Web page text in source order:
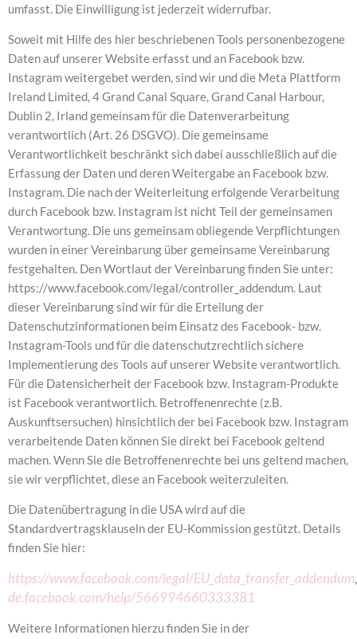
umfasst. Die Einwilligung ist jederzeit widerrufbar.
Soweit mit Hilfe des hier beschriebenen Tools personenbezogene
Daten auf unserer Website erfasst und an Facebook bzw.
Instagram weitergebet werden, sind wir und die Meta Plattform
Ireland Limited, 4 Grand Canal Square, Grand Canal Harbour,
Dublin 2, Irland gemeinsam für die Datenverarbeitung
verantwortlich (Art. 26 DSGVO). Die gemeinsame
Verantwortlichkeit beschränkt sich dabei ausschließlich auf die
Erfassung der Daten und deren Weitergabe an Facebook bzw.
Instagram. Die nach der Weiterleitung erfolgende Verarbeitung
durch Facebook bzw. Instagram ist nicht Teil der gemeinsamen
Verantwortung. Die uns gemeinsam obliegende Verpflichtungen
wurden in einer Vereinbarung über gemeinsame Vereinbarung
festgehalten. Den Wortlaut der Vereinbarung finden Sie unter:
https://www.facebook.com/legal/controller_addendum. Laut
dieser Vereinbarung sind wir für die Erteilung der
Datenschutzinformationen beim Einsatz des Facebook- bzw.
Instagram-Tools und für die datenschutzrechtlich sichere
Implementierung des Tools auf unserer Website verantwortlich.
Für die Datensicherheit der Facebook bzw. Instagram-Produkte
ist Facebook verantwortlich. Betroffenenrechte (z.B.
Auskunftsersuchen) hinsichtlich der bei Facebook bzw. Instagram
verarbeitende Daten können Sie direkt bei Facebook geltend
machen. Wenn Sie die Betroffenenrechte bei uns geltend machen,
sie wir verpflichtet, diese an Facebook weiterzuleiten.
Die Datenübertragung in die USA wird auf die
Standardvertragsklauseln der EU-Kommission gestützt. Details
finden Sie hier:
https://www.facebook.com/legal/EU_data_transfer_addendum
de.facebook.com/help/566994660333381
Weitere Informationen hierzu finden Sie in der